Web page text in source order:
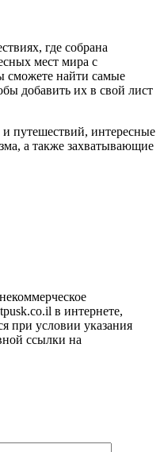
где собрана
мест мира с
найти самые
добавить их в свой лист
и путешествий, интересные
а также захватывающие
в интернете,
при условии указания
ссылки на